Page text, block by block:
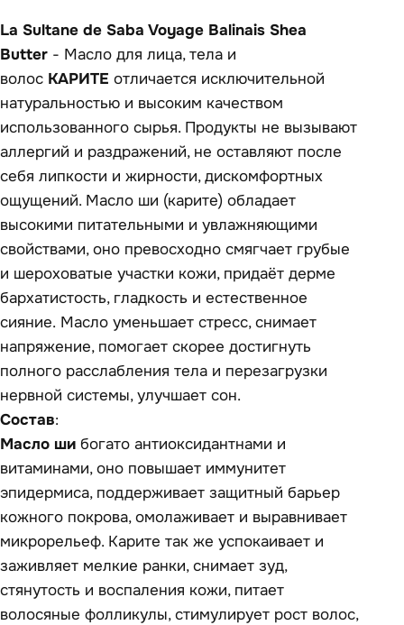
La Sultane de Saba Voyage Balinais Shea
Butter - Масло для лица, тела и
волос КАРИТЕ отличается исключительной
натуральностью и высоким качеством
использованного сырья. Продукты не вызывают
аллергий и раздражений, не оставляют после
себя липкости и жирности, дискомфортных
ощущений. Масло ши (карите) обладает
высокими питательными и увлажняющими
свойствами, оно превосходно смягчает грубые
и шероховатые участки кожи, придаёт дерме
бархатистость, гладкость и естественное
сияние. Масло уменьшает стресс, снимает
напряжение, помогает скорее достигнуть
полного расслабления тела и перезагрузки
нервной системы, улучшает сон.
Состав:
Масло ши богато антиоксидантнами и
витаминами, оно повышает иммунитет
эпидермиса, поддерживает защитный барьер
кожного покрова, омолаживает и выравнивает
микрорельеф. Карите так же успокаивает и
заживляет мелкие ранки, снимает зуд,
стянутость и воспаления кожи, питает
волосяные фолликулы, стимулирует рост волос,